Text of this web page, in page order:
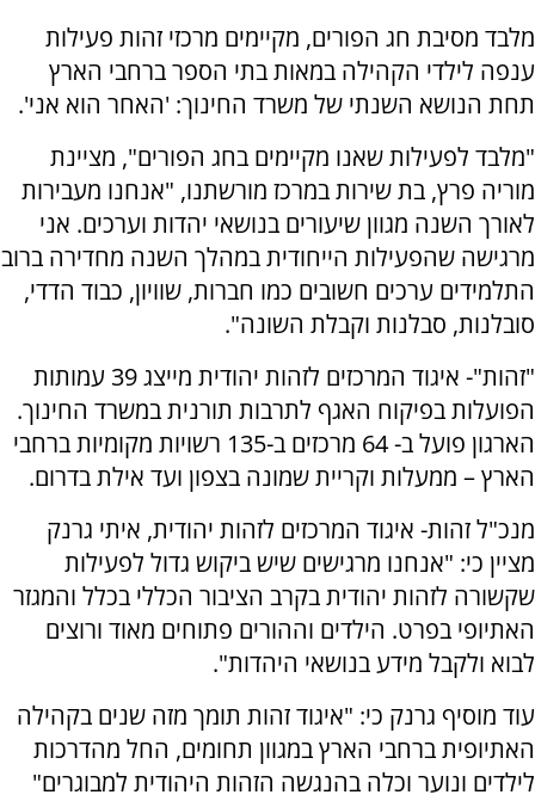
מלבד מסיבת חג הפורים, מקיימים מרכזי זהות פעילות
ענפה לילדי הקהילה במאות בתי הספר ברחבי הארץ
תחת הנושא השנתי של משרד החינוך: 'האחר הוא אני'.
"מלבד לפעילות שאנו מקיימים בחג הפורים", מציינת
מוריה פרץ, בת שירות במרכז מורשתנו, "אנחנו מעבירות
לאורך השנה מגוון שיעורים בנושאי יהדות וערכים. אני
מרגישה שהפעילות הייחודית במהלך השנה מחדירה ברוב
התלמידים ערכים חשובים כמו חברות, שוויון, כבוד הדדי,
סובלנות, סבלנות וקבלת השונה".
"זהות"- איגוד המרכזים לזהות יהודית מייצג 39 עמותות
הפועלות בפיקוח האגף לתרבות תורנית במשרד החינוך.
הארגון פועל ב- 64 מרכזים ב-135 רשויות מקומיות ברחבי
הארץ – ממעלות וקריית שמונה בצפון ועד אילת בדרום.
מנכ"ל זהות- איגוד המרכזים לזהות יהודית, איתי גרנק
מציין כי: "אנחנו מרגישים שיש ביקוש גדול לפעילות
שקשורה לזהות יהודית בקרב הציבור הכללי בכלל והמגזר
האתיופי בפרט. הילדים וההורים פתוחים מאוד ורוצים
לבוא ולקבל מידע בנושאי היהדות".
עוד מוסיף גרנק כי: "איגוד זהות תומך מזה שנים בקהילה
האתיופית ברחבי הארץ במגוון תחומים, החל מהדרכות
לילדים ונוער וכלה בהנגשה הזהות היהודית למבוגרים"